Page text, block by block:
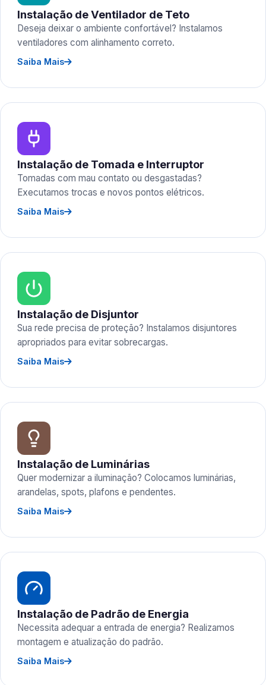
Instalação de Ventilador de Teto
Deseja deixar o ambiente confortável? Instalamos
ventiladores com alinhamento correto.
Saiba Mais
Instalação de Tomada e Interruptor
Tomadas com mau contato ou desgastadas?
Executamos trocas e novos pontos elétricos.
Saiba Mais
Instalação de Disjuntor
Sua rede precisa de proteção? Instalamos disjuntores
apropriados para evitar sobrecargas.
Saiba Mais
Instalação de Luminárias
Quer modernizar a iluminação? Colocamos luminárias,
arandelas, spots, plafons e pendentes.
Saiba Mais
Instalação de Padrão de Energia
Necessita adequar a entrada de energia? Realizamos
montagem e atualização do padrão.
Saiba Mais